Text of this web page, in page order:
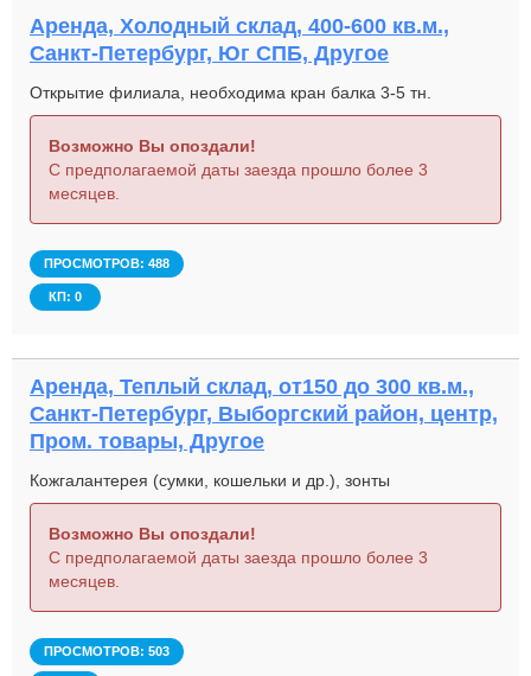
Аренда, Холодный склад, 400-600 кв.м.,
Санкт-Петербург, Юг СПБ, Другое
Открытие филиала, необходима кран балка 3-5 тн.
Возможно Вы опоздали!
С предполагаемой даты заезда прошло более 3
месяцев.
ПРОСМОТРОВ: 488
КП: 0
Аренда, Теплый склад, от150 до 300 кв.м.,
Санкт-Петербург, Выборгский район, центр,
Пром. товары, Другое
Кожгалантерея (сумки, кошельки и др.), зонты
Возможно Вы опоздали!
С предполагаемой даты заезда прошло более 3
месяцев.
ПРОСМОТРОВ: 503